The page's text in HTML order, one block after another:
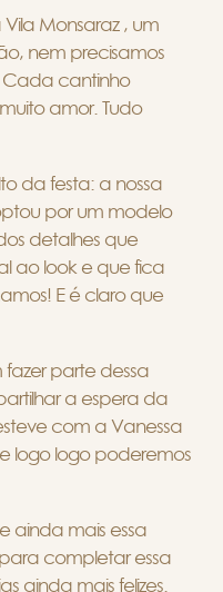
Vila Monsaraz, um
nem precisamos
Cada cantinho
amor. Tudo
da festa: a nossa
por um modelo
detalhes que
ao look e que fica
E é claro que
parte dessa
a espera da
com a Vanessa
logo logo poderemos
ainda mais essa
completar essa
ainda mais felizes.